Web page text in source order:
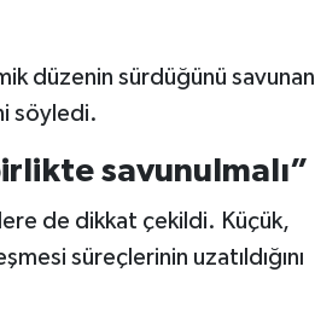
düzenin sürdüğünü savunan
söyledi.
savunulmalı”
de dikkat çekildi. Küçük,
süreçlerinin uzatıldığını